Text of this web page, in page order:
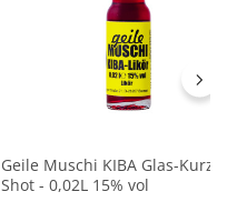
Geile Muschi KIBA Glas-
Shot - 0,02L 15% vol